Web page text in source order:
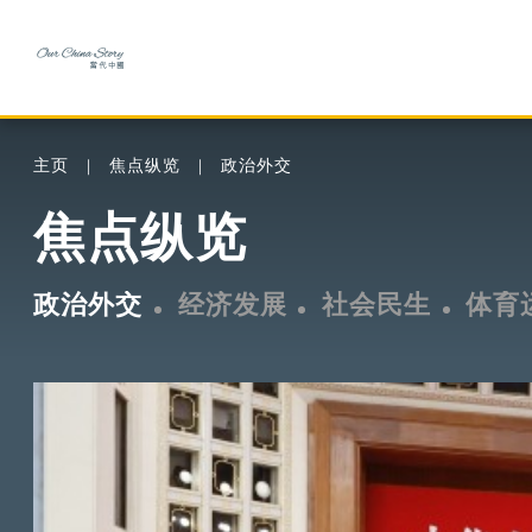
主页 焦点纵览 政治外交
焦点纵览
政治外交 经济发展 社会民生 体育